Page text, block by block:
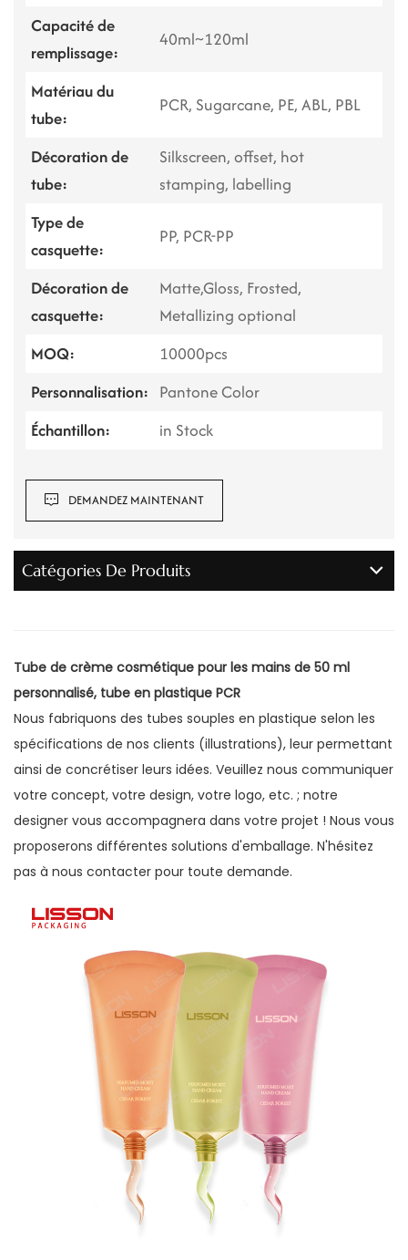
Capacité de
remplissage:
40ml~120ml
Matériau du
tube:
PCR, Sugarcane, PE, ABL, PBL
Décoration de
tube:
Silkscreen, offset, hot
stamping, labelling
Type de
casquette:
PP, PCR-PP
Décoration de
casquette:
Matte,Gloss, Frosted,
Metallizing optional
MOQ:
10000pcs
Personnalisation: Pantone Color
Échantillon:
in Stock
DEMANDEZ MAINTENANT
Catégories De Produits
Tube de crème cosmétique pour les mains de 50 ml
personnalisé, tube en plastique PCR
Nous fabriquons des tubes souples en plastique selon les
spécifications de nos clients (illustrations), leur permettant
ainsi de concrétiser leurs idées. Veuillez nous communiquer
votre concept, votre design, votre logo, etc. ; notre
designer vous accompagnera dans votre projet ! Nous vous
proposerons différentes solutions d'emballage. N'hésitez
pas à nous contacter pour toute demande.